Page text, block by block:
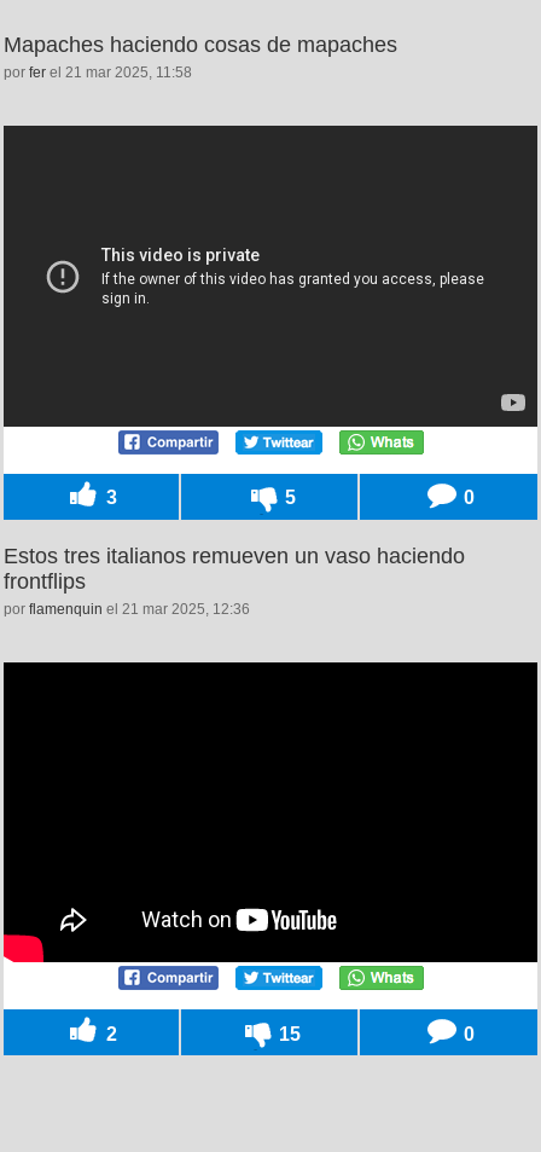
Mapaches haciendo cosas de mapaches
por fer el 21 mar 2025, 11:58
3 5 0
Estos tres italianos remueven un vaso haciendo
frontflips
por flamenquin el 21 mar 2025, 12:36
2 15 0